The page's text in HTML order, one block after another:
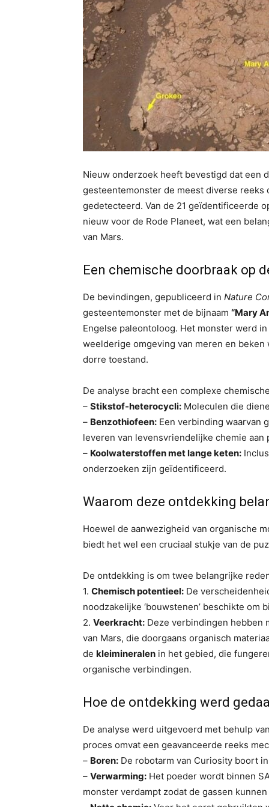
Nieuw onderzoek heeft bevestigd dat een
gesteentemonster de meest diverse
gedetecteerd. Van de 21 geïdentificeerde
nieuw voor de Rode Planeet, wat een
van Mars.
Een chemische doorbraak op
De bevindingen, gepubliceerd in Nature
gesteentemonster met de bijnaam “Mary
Engelse paleontoloog. Het monster werd
weelderige omgeving van meren en
dorre toestand.
De analyse bracht een complexe
– Stikstof-heterocycli: Moleculen die
– Benzothiofeen: Een verbinding waarvan
leveren van levensvriendelijke chemie aan
– Koolwaterstoffen met lange keten:
onderzoeken zijn geïdentificeerd.
Waarom deze ontdekking
Hoewel de aanwezigheid van organische
biedt het wel een cruciaal stukje van de
De ontdekking is om twee belangrijke
1. Chemisch potentieel: De
noodzakelijke ‘bouwstenen’ beschikte
2. Veerkracht: Deze verbindingen hebben
van Mars, die doorgaans organisch
de kleimineralen in het gebied, die
organische verbindingen.
Hoe de ontdekking werd
De analyse werd uitgevoerd met behulp
proces omvat een geavanceerde reeks
– Boren: De robotarm van Curiosity boort
– Verwarming: Het poeder wordt binnen
monster verdampt zodat de gassen